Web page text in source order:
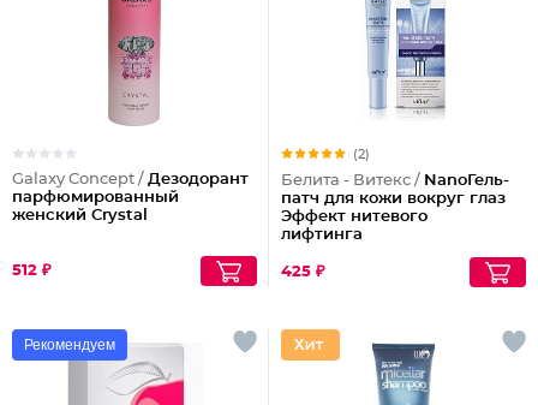
Galaxy Concept / Дезодорант
парфюмированный
женский Crystal
512 ₽
(2)
Белита - Витекс / NanoГель-
патч для кожи вокруг глаз
Эффект нитевого
лифтинга
425 ₽
Рекомендуем